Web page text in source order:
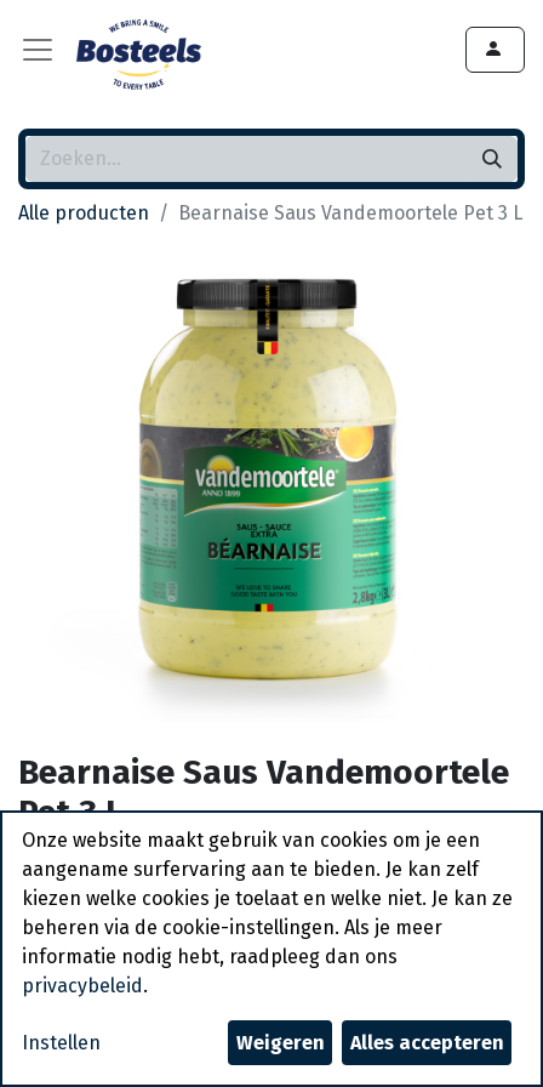
Alle producten Bearnaise Saus Vandemoortele Pet 3 L
Bearnaise Saus Vandemoortele
Pet 3 L
Actief
Vraag een account aan
Algemene voorwaarden
30-dagen geld terug garantie
Verzending: 2-3 werkdagen
Onze website maakt gebruik van cookies om je een
aangename surfervaring aan te bieden. Je kan zelf
kiezen welke cookies je toelaat en welke niet. Je kan ze
beheren via de cookie-instellingen. Als je meer
informatie nodig hebt, raadpleeg dan ons
privacybeleid .
Instellen Weigeren Alles accepteren